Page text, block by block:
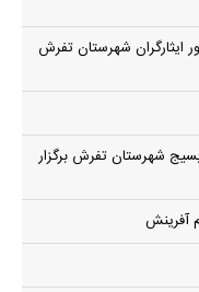
ایثارگران شهرستان تفرش
بسیج شهرستان تفرش برگزار
آفرینش